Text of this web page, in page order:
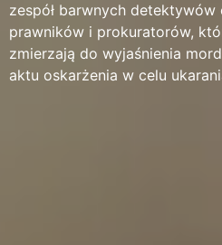
zespół barwnych
prawników i prokuratorów,
zmierzają do wyjaśnienia
aktu oskarżenia w celu